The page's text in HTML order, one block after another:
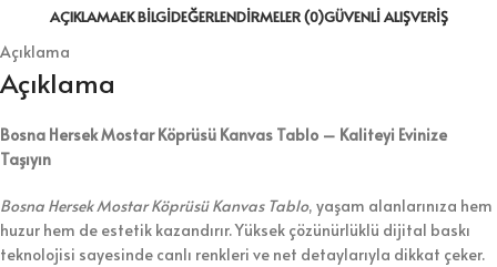
AÇIKLAMAEK BILGIDEĞERLENDIRMELER (0)GÜVENLI ALIŞVERIŞ
Açıklama
Açıklama
Bosna Hersek Mostar Köprüsü Kanvas Tablo – Kaliteyi Evinize
Taşıyın
Bosna Hersek Mostar Köprüsü Kanvas Tablo, yaşam alanlarınıza hem
huzur hem de estetik kazandırır. Yüksek çözünürlüklü dijital baskı
teknolojisi sayesinde canlı renkleri ve net detaylarıyla dikkat çeker.